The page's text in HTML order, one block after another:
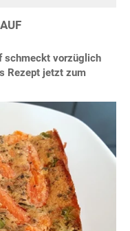
schmeckt vorzüglich
Rezept jetzt zum